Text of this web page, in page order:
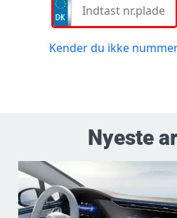
Nyeste